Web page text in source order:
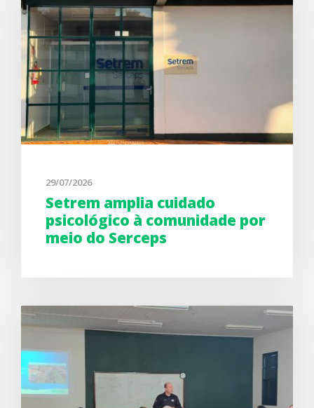
29/07/2026
Setrem amplia cuidado
psicológico à comunidade por
meio do Serceps